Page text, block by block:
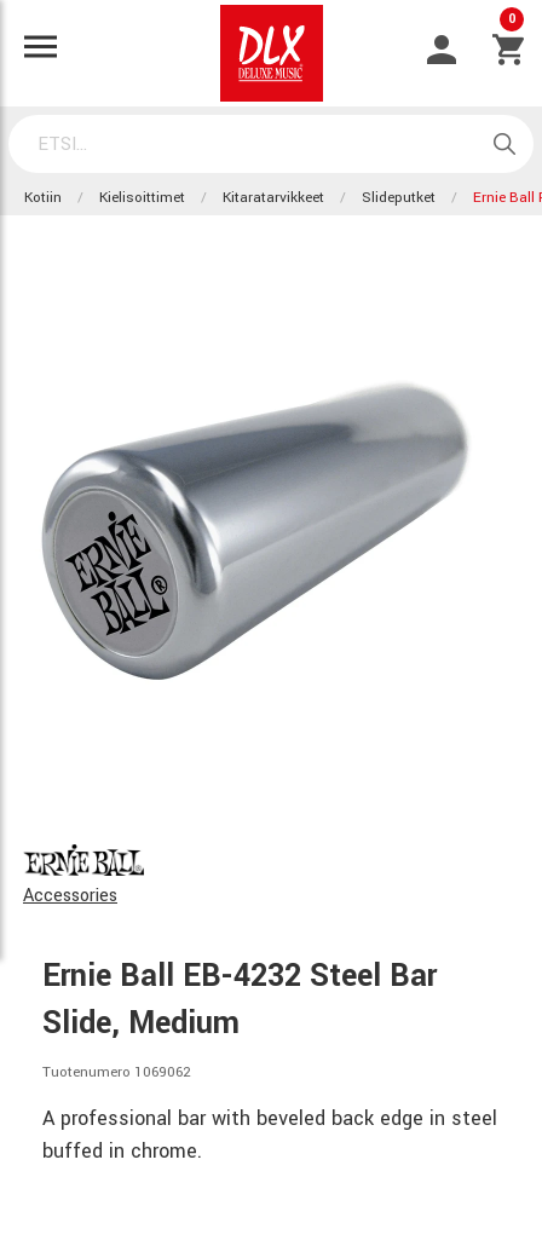
0
Kotiin Kielisoittimet Kitaratarvikkeet Slideputket Ernie Ball
Accessories
Ernie Ball EB-4232 Steel Bar
Slide, Medium
Tuotenumero 1069062
A professional bar with beveled back edge in steel
buffed in chrome.